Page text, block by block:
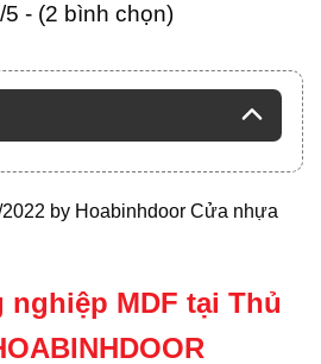
5 - (2 bình chọn)
by Hoabinhdoor Cửa nhựa
nghiệp MDF tại Thủ